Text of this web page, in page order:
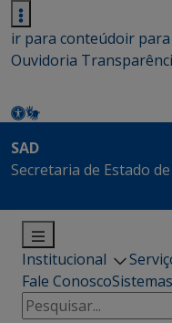
ir para conteúdoir
Ouvidoria
SAD
Secretaria de Estado
Institucional
Fale ConoscoSistemas
Pesquisar